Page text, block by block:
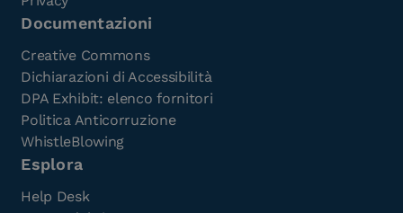
Documentazioni
Creative Commons
Dichiarazioni di Accessibilità
DPA Exhibit: elenco fornitori
Politica Anticorruzione
WhistleBlowing
Esplora
Help Desk